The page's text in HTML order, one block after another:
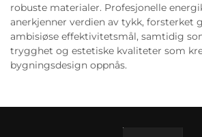
robuste materialer. Profesjonelle
anerkjenner verdien av tykk, forsterket
ambisiøse effektivitetsmål, samtidig
trygghet og estetiske kvaliteter som
bygningsdesign oppnås.